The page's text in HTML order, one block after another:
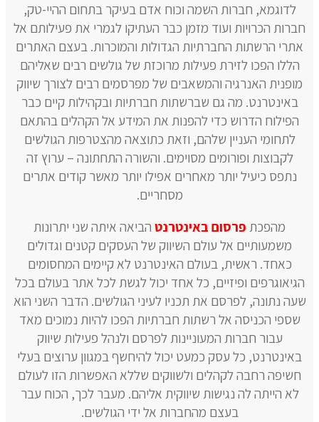
לדוגמא, חברות השמה וכוח אדם בעיקר בתחום ההיי-טק,
חברות הכרויות ועוד מזמן כבר העתיקו לגמרי את פעילותם אל
אתרי הרשתות החברתיות הגדולות והמוכרות. בעצם האתרים
הללו הפכו לזירת פעילות מרוכזת של גולשים רבים שאליהם
מופנית האנרגיה והמשאבים של מפרסמים רבים לצורך שיווק
באינטרנט. מה גם שברשתות חברתיות ובקהילות קיים כבר
הפילוח הדרוש כדי להפנות את המידע אל הקהלים בהתאם
לתחומי העניין שלהם, וזאת כתוצאה מהצטרפות הגולשים
לקבוצות ופורומים מסוימים. והשורה התחתונה – ערוץ זה
נתפס כיעיל יותר מאחרים אפילו יותר מאשר קודים אתרים
מסחריים.
מהפכת פרסום באינטרנט הביאה איתה שני יתרונות
משמעותיים אל עולם השיווק של העסקים קטנים וגדולים
כאחד. ראשית, בעולם האינטרנט לא קיימים המחסומים
הגיאוגרפים ופיזיים, כל אחד יכול לגשת לכל אתר בעולם בכל
שעה נתונה, לפרסם את תכניו לעיני הגולשים. הדבר השני הוא
שספי הכניסה אל רשתות חברתיות הפכו להיות נמוכים מאד
עבור חברות המעוניינות לפרסם ולנהל פעילות שיווק
באינטרנט, כל עסק כמעט יכול להיחשף במגוון ערוצים בעלי
חשיפה רחבה לקהלים ולשווקים שללא האפשרות הזו לעולם
לא הייתה לה נגישות שיווקית אליהם. מעבר לכך, הכוח עבר
בעצם מהחברות אל ידי הגולשים.